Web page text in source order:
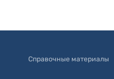
Справочные материалы